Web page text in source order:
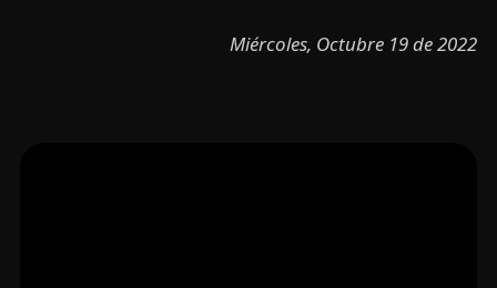
Miércoles, Octubre 19 de 2022